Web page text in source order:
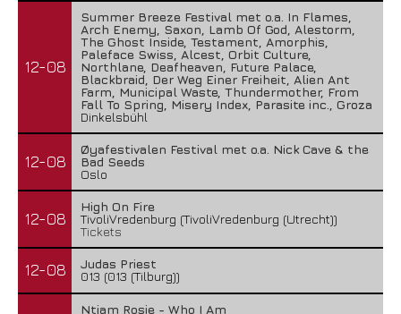
12-08
Summer Breeze Festival met o.a. In Flames,
Arch Enemy, Saxon, Lamb Of God, Alestorm,
The Ghost Inside, Testament, Amorphis,
Paleface Swiss, Alcest, Orbit Culture,
Northlane, Deafheaven, Future Palace,
Blackbraid, Der Weg Einer Freiheit, Alien Ant
Farm, Municipal Waste, Thundermother, From
Fall To Spring, Misery Index, Parasite inc., Groza
Dinkelsbühl
12-08
Øyafestivalen Festival met o.a. Nick Cave & the
Bad Seeds
Oslo
12-08
High On Fire
TivoliVredenburg (TivoliVredenburg (Utrecht))
Tickets
12-08
Judas Priest
013 (013 (Tilburg))
Ntjam Rosie - Who I Am